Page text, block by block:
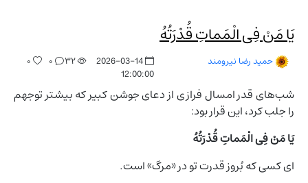
يَا مَنْ فِی الْمَماتِ قُدْرَتُهُ
حمید رضا نیرومند
2026-03-14
12:00:00
۳۲ ۰ ۰
شب‌های قدر امسال فرازی از دعای جوشن کبیر که بیشتر توجهم
را جلب کرد، این قرار بود:
يَا مَنْ فِی الْمَماتِ قُدْرَتُهُ
ای کسی که بُروز قدرت تو در «مرگ» است.